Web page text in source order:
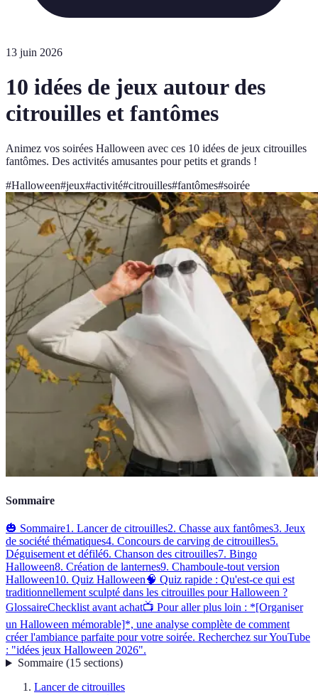
13 juin 2026
10 idées de jeux autour des
citrouilles et fantômes
Animez vos soirées Halloween avec ces 10 idées de jeux citrouilles
fantômes. Des activités amusantes pour petits et grands !
#Halloween#jeux#activité#citrouilles#fantômes#soirée
Sommaire
🎃 Sommaire1. Lancer de citrouilles2. Chasse aux fantômes3. Jeux
de société thématiques4. Concours de carving de citrouilles5.
Déguisement et défilé6. Chanson des citrouilles7. Bingo
Halloween8. Création de lanternes9. Chamboule-tout version
Halloween10. Quiz Halloween🧠 Quiz rapide : Qu'est-ce qui est
traditionnellement sculpté dans les citrouilles pour Halloween ?
GlossaireChecklist avant achat📺 Pour aller plus loin : *[Organiser
un Halloween mémorable]*, une analyse complète de comment
créer l'ambiance parfaite pour votre soirée. Recherchez sur YouTube
: "idées jeux Halloween 2026".
Sommaire(15 sections)
Lancer de citrouilles